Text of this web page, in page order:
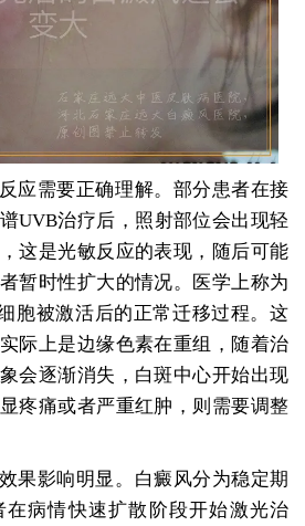
应需要正确理解。部分患者在接
UVB治疗后，照射部位会出现轻
这是光敏反应的表现，随后可能
暂时性扩大的情况。医学上称为
胞被激活后的正常迁移过程。这
际上是边缘色素在重组，随着治
会逐渐消失，白斑中心开始出现
疼痛或者严重红肿，则需要调整
果影响明显。白癜风分为稳定期
病情快速扩散阶段开始激光治